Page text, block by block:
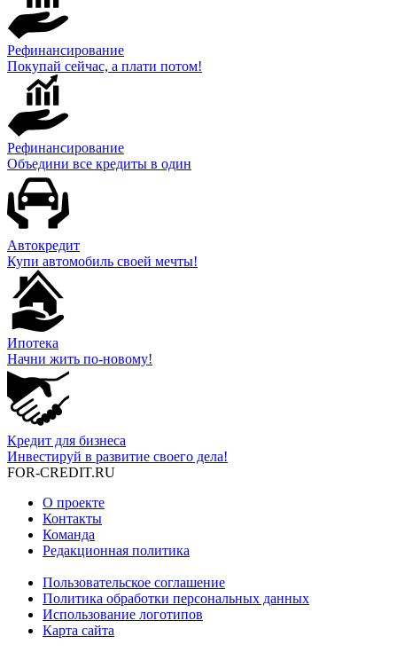
Рефинансирование
Покупай сейчас, а плати потом!
Рефинансирование
Объедини все кредиты в один
Автокредит
Купи автомобиль своей мечты!
Ипотека
Начни жить по-новому!
Кредит для бизнеса
Инвестируй в развитие своего дела!
FOR-CREDIT.RU
О проекте
Контакты
Команда
Редакционная политика
Пользовательское соглашение
Политика обработки персональных данных
Использование логотипов
Карта сайта